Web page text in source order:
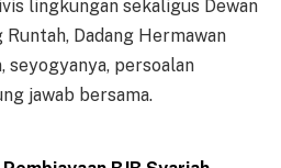
lingkungan sekaligus Dewan
Runtah, Dadang Hermawan
seyogyanya, persoalan
jawab bersama.